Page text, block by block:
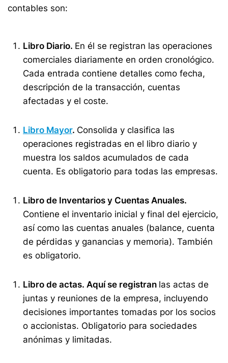
contables son:
Libro Diario. En él se registran las operaciones
comerciales diariamente en orden cronológico.
Cada entrada contiene detalles como fecha,
descripción de la transacción, cuentas
afectadas y el coste.
Libro Mayor. Consolida y clasifica las
operaciones registradas en el libro diario y
muestra los saldos acumulados de cada
cuenta. Es obligatorio para todas las empresas.
Libro de Inventarios y Cuentas Anuales.
Contiene el inventario inicial y final del ejercicio,
así como las cuentas anuales (balance, cuenta
de pérdidas y ganancias y memoria). También
es obligatorio.
Libro de actas. Aquí se registran las actas de
juntas y reuniones de la empresa, incluyendo
decisiones importantes tomadas por los socios
o accionistas. Obligatorio para sociedades
anónimas y limitadas.